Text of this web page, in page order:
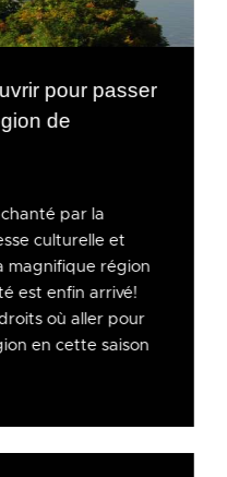
pour passer
de
par la
culturelle et
magnifique région
est enfin arrivé!
où aller pour
en cette saison